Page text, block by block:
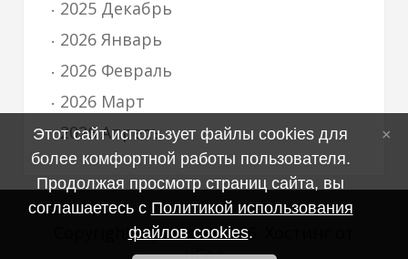
2025 Декабрь
2026 Январь
2026 Февраль
2026 Март
2026 Апрель
Copyright MyCorp © 2026
uCoz
Этот сайт использует файлы cookies для
более комфортной работы пользователя.
Продолжая просмотр страниц сайта, вы
соглашаетесь с Политикой использования
файлов cookies.